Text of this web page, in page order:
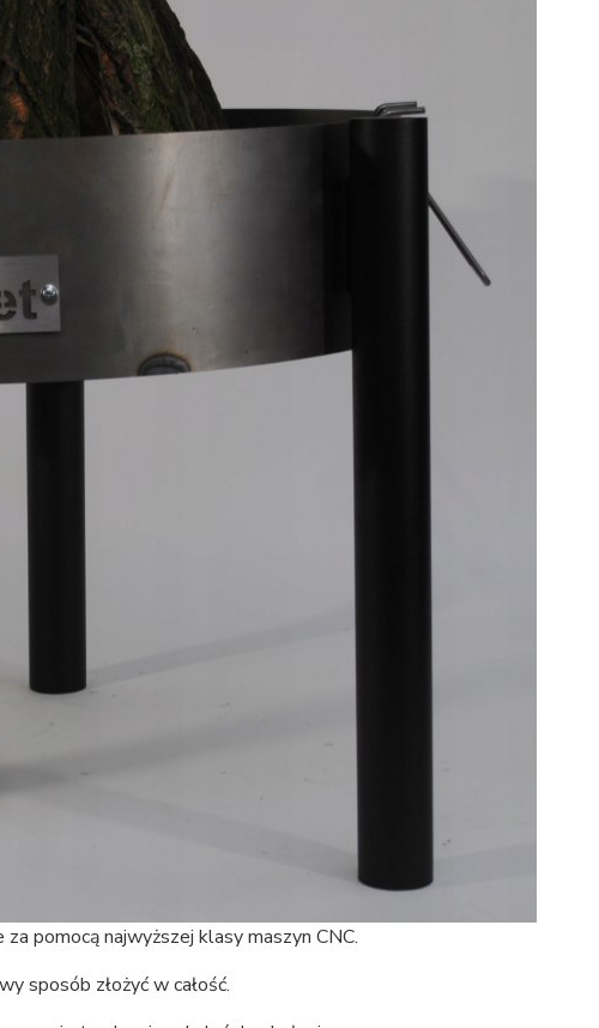
pomocą najwyższej klasy maszyn CNC.
sposób złożyć w całość.